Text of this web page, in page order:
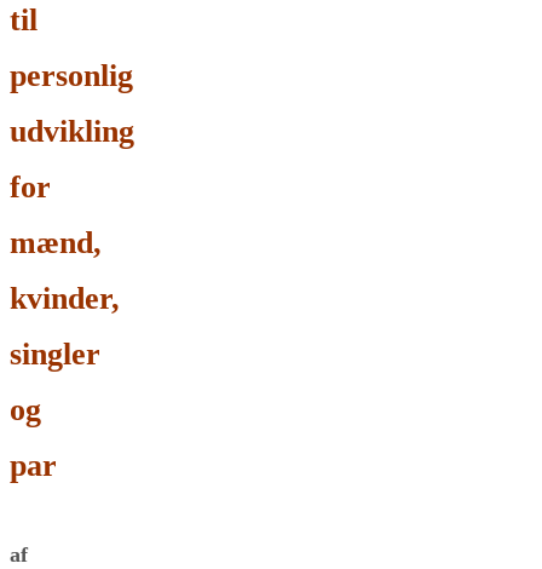
til
personlig
udvikling
for
mænd,
kvinder,
singler
og
par
af